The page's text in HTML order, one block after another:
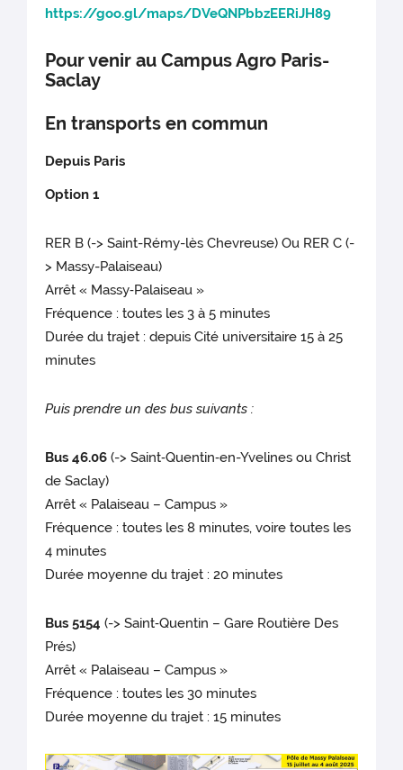
https://goo.gl/maps/DVeQNPbbzEERiJH89
Pour venir au Campus Agro Paris-
Saclay
En transports en commun
Depuis Paris
Option 1
RER B (-> Saint-Rémy-lès Chevreuse) Ou RER C (-
> Massy-Palaiseau)
Arrêt « Massy‐Palaiseau »
Fréquence : toutes les 3 à 5 minutes
Durée du trajet : depuis Cité universitaire 15 à 25
minutes
Puis prendre un des bus suivants :
Bus 46.06 (-> Saint‐Quentin‐en-Yvelines ou Christ
de Saclay)
Arrêt « Palaiseau – Campus »
Fréquence : toutes les 8 minutes, voire toutes les
4 minutes
Durée moyenne du trajet : 20 minutes
Bus 5154 (-> Saint‐Quentin – Gare Routière Des
Prés)
Arrêt « Palaiseau – Campus »
Fréquence : toutes les 30 minutes
Durée moyenne du trajet : 15 minutes